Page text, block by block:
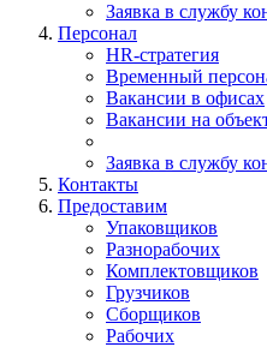
Заявка в службу
Персонал
HR-стратегия
Временный
Вакансии в офисах
Вакансии на
Заявка в службу
Контакты
Предоставим
Упаковщиков
Разнорабочих
Комплектовщиков
Грузчиков
Сборщиков
Рабочих